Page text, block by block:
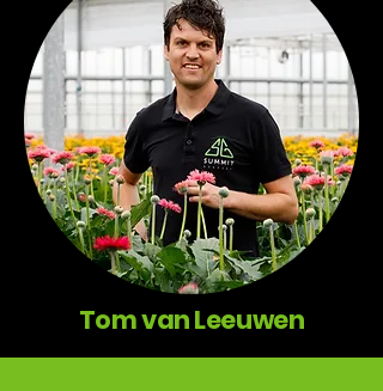
Tom van Leeuwen